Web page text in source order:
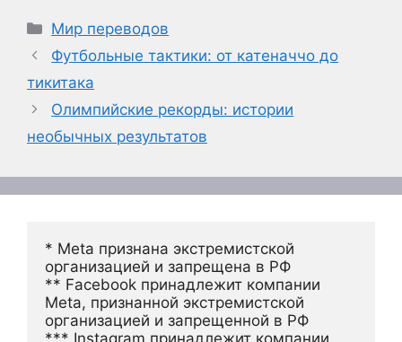
Рубрики
Мир переводов
Футбольные тактики: от катеначчо до
тикитака
Олимпийские рекорды: истории
необычных результатов
* Meta признана экстремистской
организацией и запрещена в РФ
** Facebook принадлежит компании
Meta, признанной экстремистской
организацией и запрещенной в РФ
*** Instagram принадлежит компании